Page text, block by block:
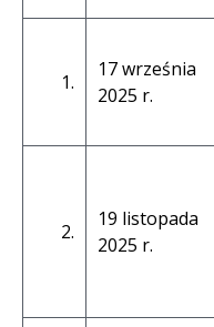
1.
17 września
2025 r.
2.
19 listopada
2025 r.